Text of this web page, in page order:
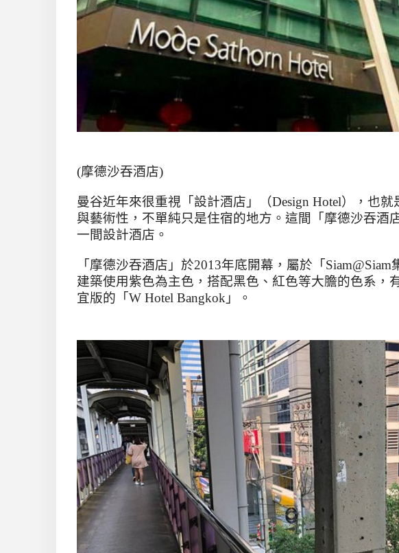
(摩德沙吞酒店)
曼谷近年來很重視「設計酒店」（Design Hotel），也就
與藝術性，不單純只是住宿的地方。這間「摩德沙吞酒
一間設計酒店。
「摩德沙吞酒店」於2013年底開幕，屬於「Siam@Siam
建築使用紫色為主色，搭配黑色、紅色等大膽的色系，
宜版的「W Hotel Bangkok 」。